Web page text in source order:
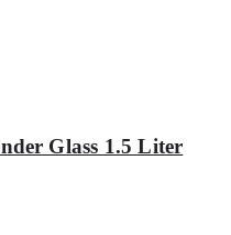
Glass 1.5 Liter